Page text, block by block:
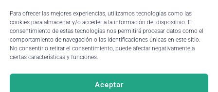
Para ofrecer las mejores experiencias, utilizamos tecnologías como las
cookies para almacenar y/o acceder a la información del dispositivo. El
consentimiento de estas tecnologías nos permitirá procesar datos como el
comportamiento de navegación o las identificaciones únicas en este sitio.
No consentir o retirar el consentimiento, puede afectar negativamente a
ciertas características y funciones.
Aceptar
Glosario Revenue
Preguntas Frecuentes
Changelog
Instituciones educativas
Ayuda y soporte